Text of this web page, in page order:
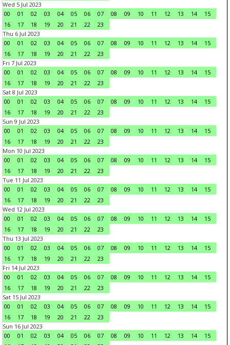
Wed 5 Jul 2023
00
01 02 03 04 05 06 07 08 09 10 11 12 13 14
15
16
17 18 19 20 21 22
23
Thu 6 Jul 2023
00
01 02 03 04 05 06 07 08 09 10 11 12 13 14
15
16
17 18 19 20 21 22
23
Fri 7 Jul 2023
00
01 02 03 04 05 06 07 08 09 10 11 12 13 14
15
16
17 18 19 20 21 22
23
Sat 8 Jul 2023
00
01 02 03 04 05 06 07 08 09 10 11 12 13 14
15
16
17 18 19 20 21 22
23
Sun 9 Jul 2023
00
01 02 03 04 05 06 07 08 09 10 11 12 13 14
15
16
17 18 19 20 21 22
23
Mon 10 Jul 2023
00
01 02 03 04 05 06 07 08 09 10 11 12 13 14
15
16
17 18 19 20 21 22
23
Tue 11 Jul 2023
00
01 02 03 04 05 06 07 08 09 10 11 12 13 14
15
16
17 18 19 20 21 22
23
Wed 12 Jul 2023
00
01 02 03 04 05 06 07 08 09 10 11 12 13 14
15
16
17 18 19 20 21 22
23
Thu 13 Jul 2023
00
01 02 03 04 05 06 07 08 09 10 11 12 13 14
15
16
17 18 19 20 21 22
23
Fri 14 Jul 2023
00
01 02 03 04 05 06 07 08 09 10 11 12 13 14
15
16
17 18 19 20 21 22
23
Sat 15 Jul 2023
00
01 02 03 04 05 06 07 08 09 10 11 12 13 14
15
16
17 18 19 20 21 22
23
Sun 16 Jul 2023
00
01 02 03 04 05 06 07 08 09 10 11 12 13 14
15